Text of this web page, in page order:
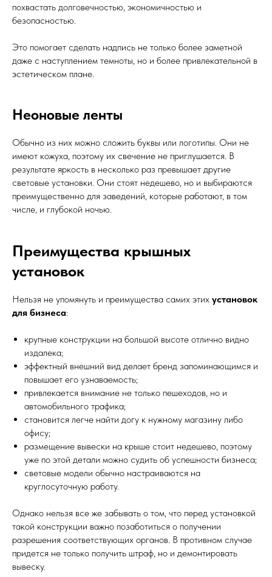
похвастать долговечностью, экономичностью и
безопасностью.
Это помогает сделать надпись не только более заметной
даже с наступлением темноты, но и более привлекательной в
эстетическом плане.
Неоновые ленты
Обычно из них можно сложить буквы или логотипы. Они не
имеют кожуха, поэтому их свечение не приглушается. В
результате яркость в несколько раз превышает другие
световые установки. Они стоят недешево, но и выбираются
преимущественно для заведений, которые работают, в том
числе, и глубокой ночью.
Преимущества крышных
установок
Нельзя не упомянуть и преимущества самих этих установок
для бизнеса:
крупные конструкции на большой высоте отлично видно
издалека;
эффектный внешний вид делает бренд запоминающимся и
повышает его узнаваемость;
привлекается внимание не только пешеходов, но и
автомобильного трафика;
становится легче найти догу к нужному магазину либо
офису;
размещение вывески на крыше стоит недешево, поэтому
уже по этой детали можно судить об успешности бизнеса;
световые модели обычно настраиваются на
круглосуточную работу.
Однако нельзя все же забывать о том, что перед установкой
такой конструкции важно позаботиться о получении
разрешения соответствующих органов. В противном случае
придется не только получить штраф, но и демонтировать
вывеску.